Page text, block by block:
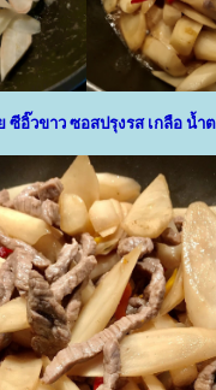
ซีอิ๊วขาว ซอสปรุงรส เกลือ น้